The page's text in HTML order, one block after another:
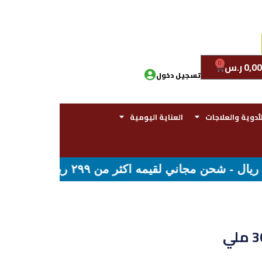
0,00ر.س 0
تسجيل دخول
والعلاجات
العناية اليومية